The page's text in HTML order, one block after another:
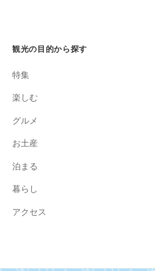
観光の目的から探す
特集
楽しむ
グルメ
お土産
泊まる
暮らし
アクセス